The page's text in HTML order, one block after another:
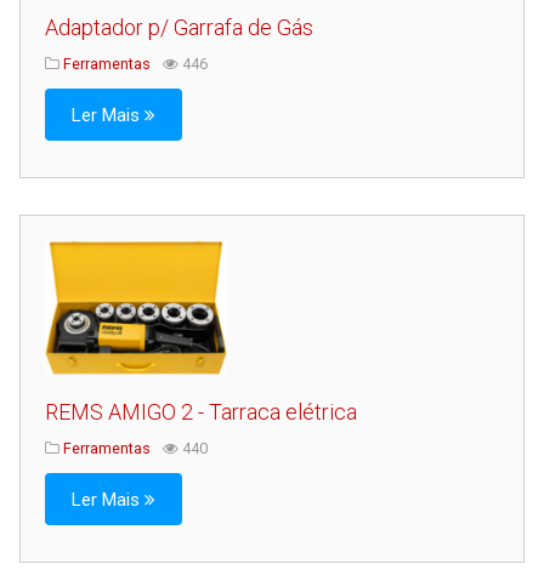
Adaptador p/ Garrafa de Gás
Ferramentas 446
Ler Mais
REMS AMIGO 2 - Tarraca elétrica
Ferramentas 440
Ler Mais